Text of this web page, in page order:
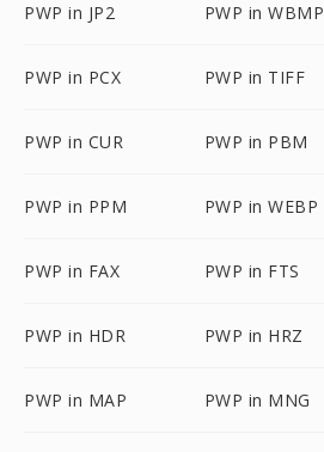
PWP in JP2 PWP in WBMP
PWP in PCX PWP in TIFF
PWP in CUR PWP in PBM
PWP in PPM PWP in WEBP
PWP in FAX PWP in FTS
PWP in HDR PWP in HRZ
PWP in MAP PWP in MNG